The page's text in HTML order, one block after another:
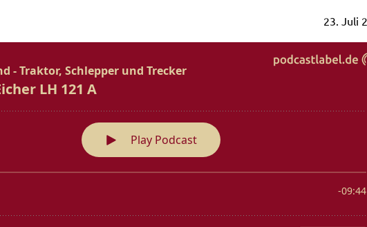
23. Juli